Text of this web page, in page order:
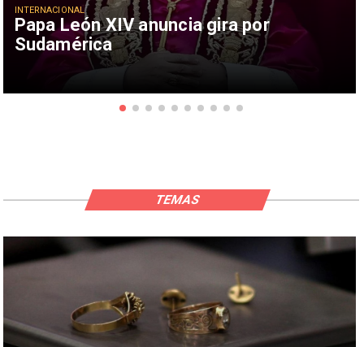
Papa León XIV anuncia gira por
Sudamérica
INTERNACIONAL
TEMAS